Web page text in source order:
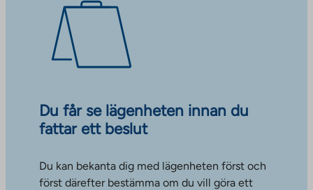
Du får se lägenheten innan du
fattar ett beslut
Du kan bekanta dig med lägenheten först och
först därefter bestämma om du vill göra ett